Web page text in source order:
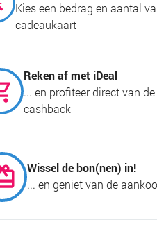
Kies een bedrag en aantal
cadeaukaart
Reken af met iDeal
... en profiteer direct van de
cashback
Wissel de bon(nen) in!
... en geniet van de